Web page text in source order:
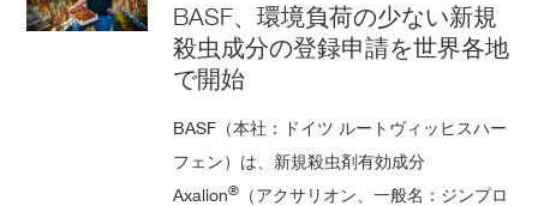
BASF、環境負荷の少ない新規
殺虫成分の登録申請を世界各地
で開始
BASF（本社：ドイツ ルートヴィッヒスハー
フェン）は、新規殺虫剤有効成分
Axalion®
（アクサリオン、一般名：ジンプロ